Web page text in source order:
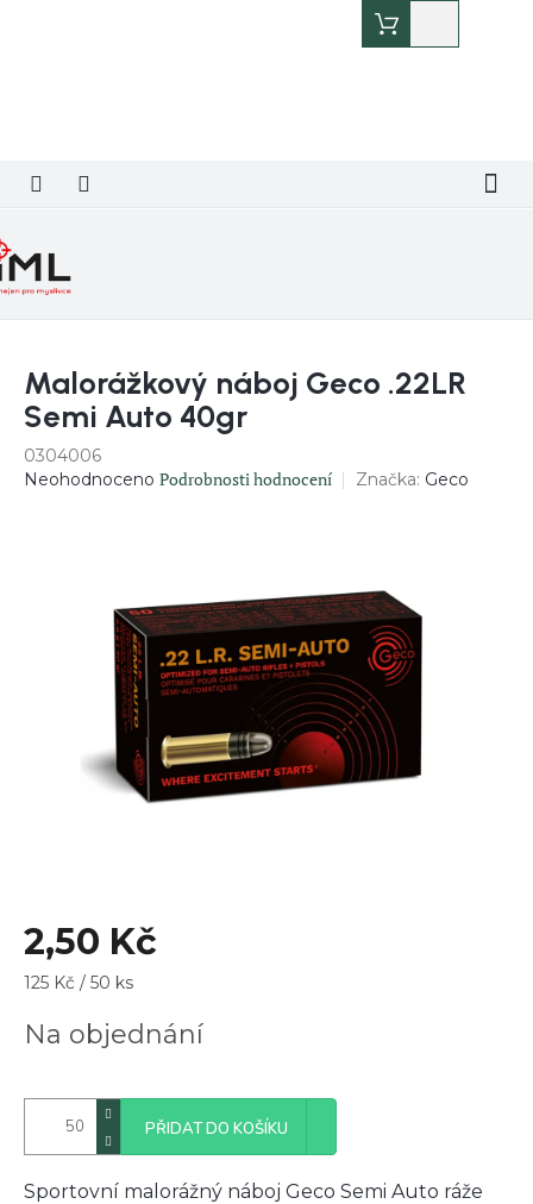
košík
Malorážkový náboj Geco .22LR
Semi Auto 40gr
0304006
Průměrné
Neohodnoceno Podrobnosti hodnocení Značka: Geco
2,50 Kč
Měrná
125 Kč / 50 ks
Na objednání
PŘIDAT DO KOŠÍKU
Sportovní malorážný náboj Geco Semi Auto ráže